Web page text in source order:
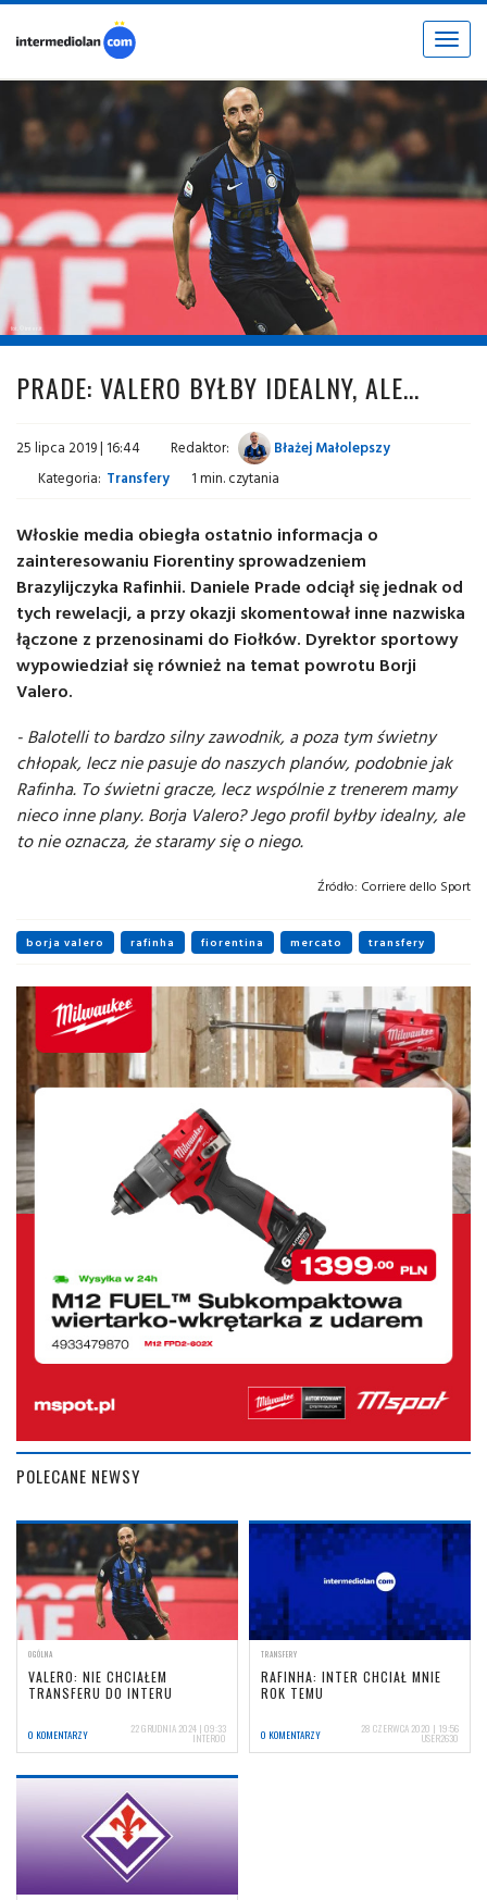
Toggle
fot. © inter.it
PRADE: VALERO BYŁBY IDEALNY, ALE...
25 lipca 2019 | 16:44 Redaktor:
Błażej Małolepszy
Kategoria: Transfery 1 min. czytania
Włoskie media obiegła ostatnio informacja o
zainteresowaniu Fiorentiny sprowadzeniem
Brazylijczyka Rafinhii. Daniele Prade odciął się jednak od
tych rewelacji, a przy okazji skomentował inne nazwiska
łączone z przenosinami do Fiołków. Dyrektor sportowy
wypowiedział się również na temat powrotu Borji
Valero.
- Balotelli to bardzo silny zawodnik, a poza tym świetny
chłopak, lecz nie pasuje do naszych planów, podobnie jak
Rafinha. To świetni gracze, lecz wspólnie z trenerem mamy
nieco inne plany. Borja Valero? Jego profil byłby idealny, ale
to nie oznacza, że staramy się o niego.
Źródło: Corriere dello Sport
borja valero rafinha fiorentina mercato transfery
POLECANE NEWSY
OGÓLNA
VALERO: NIE CHCIAŁEM
TRANSFERU DO INTERU
0 KOMENTARZY 22 GRUDNIA 2024 | 09:33
INTER00
TRANSFERY
RAFINHA: INTER CHCIAŁ MNIE
ROK TEMU
0 KOMENTARZY 28 CZERWCA 2020 | 19:56
USER2630